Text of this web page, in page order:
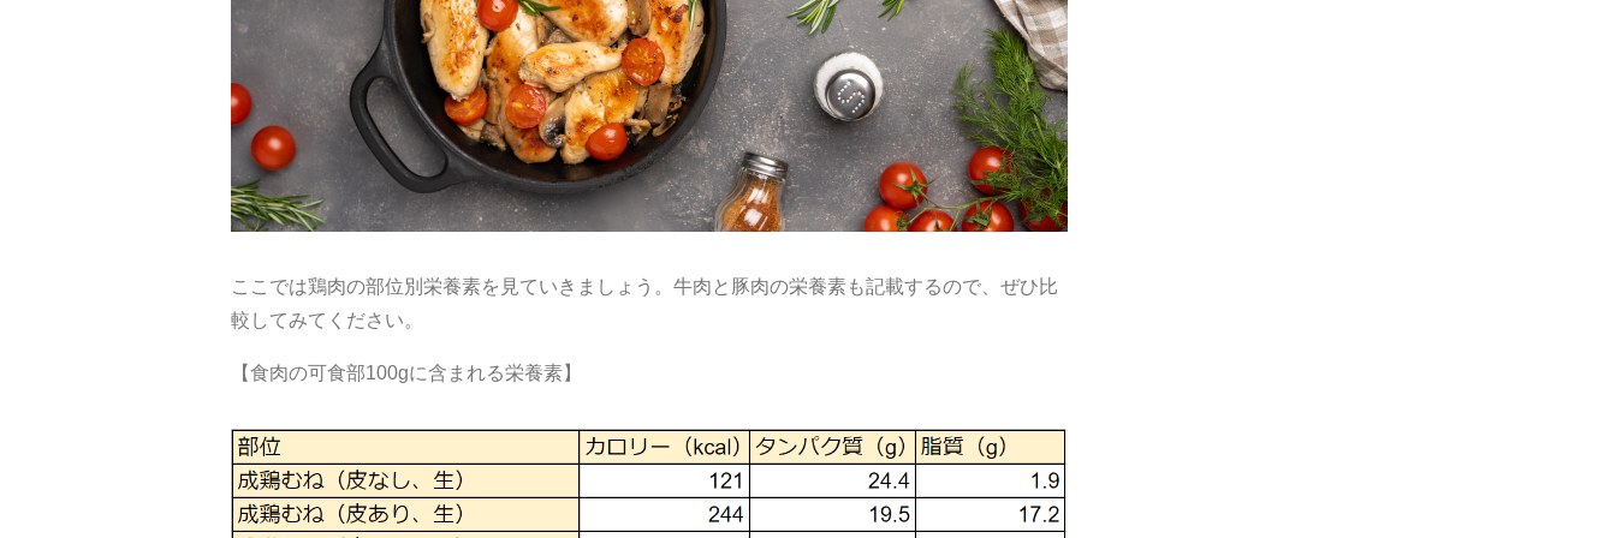
ここでは鶏肉の部位別栄養素を見ていきましょう。牛肉と豚肉の栄養素も記載するので、ぜひ比
較してみてください。
【食肉の可食部100gに含まれる栄養素】